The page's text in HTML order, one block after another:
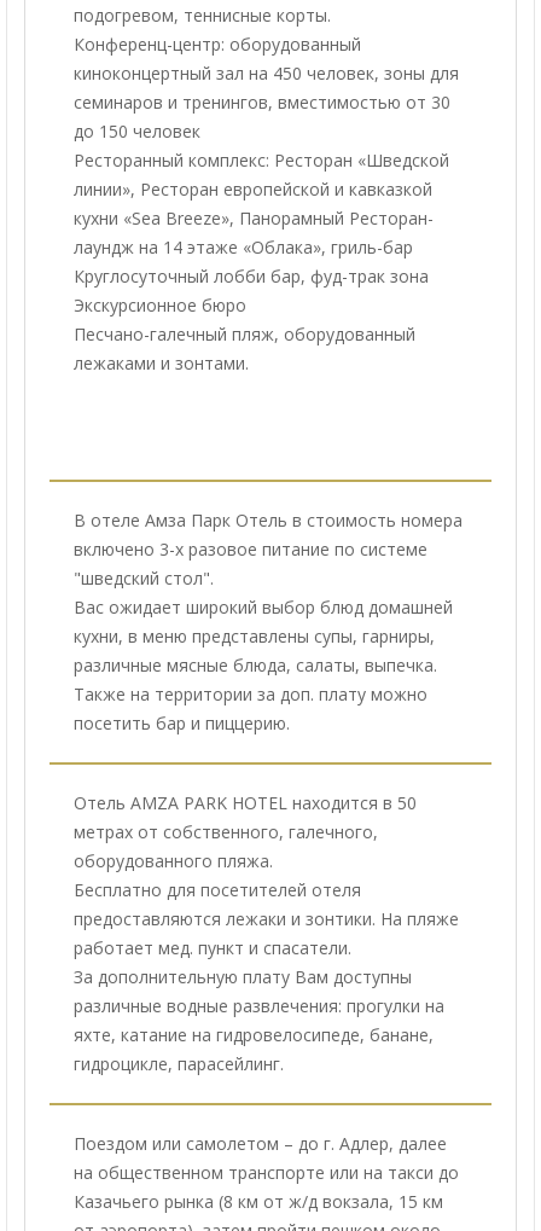
подогревом, теннисные корты.
Конференц-центр: оборудованный
киноконцертный зал на 450 человек, зоны для
семинаров и тренингов, вместимостью от 30
до 150 человек
Ресторанный комплекс: Ресторан «Шведской
линии», Ресторан европейской и кавказкой
кухни «Sea Breeze», Панорамный Ресторан-
лаундж на 14 этаже «Облака», гриль-бар
Круглосуточный лобби бар, фуд-трак зона
Экскурсионное бюро
Песчано-галечный пляж, оборудованный
лежаками и зонтами.
В отеле Амза Парк Отель в стоимость номера
включено 3-х разовое питание по системе
"шведский стол".
Вас ожидает широкий выбор блюд домашней
кухни, в меню представлены супы, гарниры,
различные мясные блюда, салаты, выпечка.
Также на территории за доп. плату можно
посетить бар и пиццерию.
Отель AMZA PARK HOTEL находится в 50
метрах от собственного, галечного,
оборудованного пляжа.
Бесплатно для посетителей отеля
предоставляются лежаки и зонтики. На пляже
работает мед. пункт и спасатели.
За дополнительную плату Вам доступны
различные водные развлечения: прогулки на
яхте, катание на гидровелосипеде, банане,
гидроцикле, парасейлинг.
Поездом или самолетом – до г. Адлер, далее
на общественном транспорте или на такси до
Казачьего рынка (8 км от ж/д вокзала, 15 км